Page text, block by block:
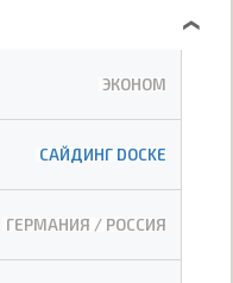
❯
ЭКОНОМ
САЙДИНГ DOCKE
ГЕРМАНИЯ / РОССИЯ